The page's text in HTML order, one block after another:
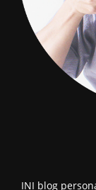
INI blog